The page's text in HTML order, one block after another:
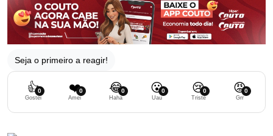
Seja o primeiro a reagir!
👍0
Gostei
❤️0
Amei
😂0
Haha
😮0
Uau
😢0
Triste
😡0
Grr